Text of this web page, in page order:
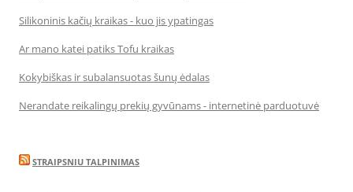
Silikoninis kačių kraikas - kuo jis ypatingas
Ar mano katei patiks Tofu kraikas
Kokybiškas ir subalansuotas šunų ėdalas
Nerandate reikalingų prekių gyvūnams - internetinė parduotuvė
STRAIPSNIU TALPINIMAS